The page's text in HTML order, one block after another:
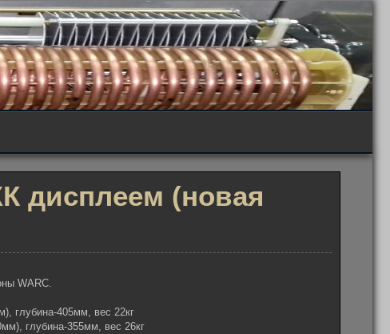
дисплеем (новая
WARC.
глубина-405мм, вес 22кг
глубина-355мм, вес 26кг